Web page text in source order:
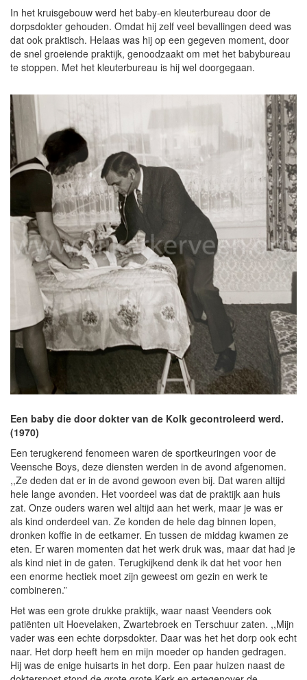
In het kruisgebouw werd het baby-en kleuterbureau door de
dorpsdokter gehouden. Omdat hij zelf veel bevallingen deed was
dat ook praktisch. Helaas was hij op een gegeven moment, door
de snel groeiende praktijk, genoodzaakt om met het babybureau
te stoppen. Met het kleuterbureau is hij wel doorgegaan.
Een baby die door dokter van de Kolk gecontroleerd werd.
(1970)
Een terugkerend fenomeen waren de sportkeuringen voor de
Veensche Boys, deze diensten werden in de avond afgenomen.
,,Ze deden dat er in de avond gewoon even bij. Dat waren altijd
hele lange avonden. Het voordeel was dat de praktijk aan huis
zat. Onze ouders waren wel altijd aan het werk, maar je was er
als kind onderdeel van. Ze konden de hele dag binnen lopen,
dronken koffie in de eetkamer. En tussen de middag kwamen ze
eten. Er waren momenten dat het werk druk was, maar dat had je
als kind niet in de gaten. Terugkijkend denk ik dat het voor hen
een enorme hectiek moet zijn geweest om gezin en werk te
combineren.”
Het was een grote drukke praktijk, waar naast Veenders ook
patiënten uit Hoevelaken, Zwartebroek en Terschuur zaten. ,,Mijn
vader was een echte dorpsdokter. Daar was het het dorp ook echt
naar. Het dorp heeft hem en mijn moeder op handen gedragen.
Hij was de enige huisarts in het dorp. Een paar huizen naast de